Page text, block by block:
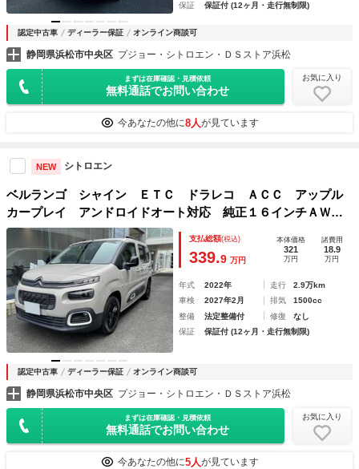
保証
保証付 (12ヶ月・走行無制限)
認定中古車 ディーラー保証 オンライン商談可
静岡県浜松市中央区 プジョー・シトロエン・ＤＳストア浜松
まずは在庫確認・見積依頼
無料通話でお問い合わせ
お気に入り
今あなたの他に8人が見ています
NEW シトロエン
ベルランゴ シャイン ＥＴＣ ドラレコ ＡＣＣ アップル
カープレイ アンドロイドオート対応 純正１６インチＡＷ
パノラミックガラスルーフ
支払総額(税込)
339.9 万円
本体価格
321
万円
諸費用
18.9
万円
年式 2022年 走行
2.9万km
車検
2027年2月 排気
1500cc
整備
法定整備付 修復
なし
保証
保証付 (12ヶ月・走行無制限)
認定中古車 ディーラー保証 オンライン商談可
静岡県浜松市中央区 プジョー・シトロエン・ＤＳストア浜松
まずは在庫確認・見積依頼
無料通話でお問い合わせ
お気に入り
今あなたの他に5人が見ています